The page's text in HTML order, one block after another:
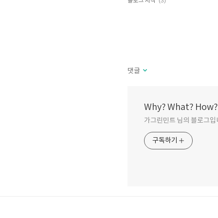
댓글
Why? What? How?
가그린민트 님의 블로그입
구독하기